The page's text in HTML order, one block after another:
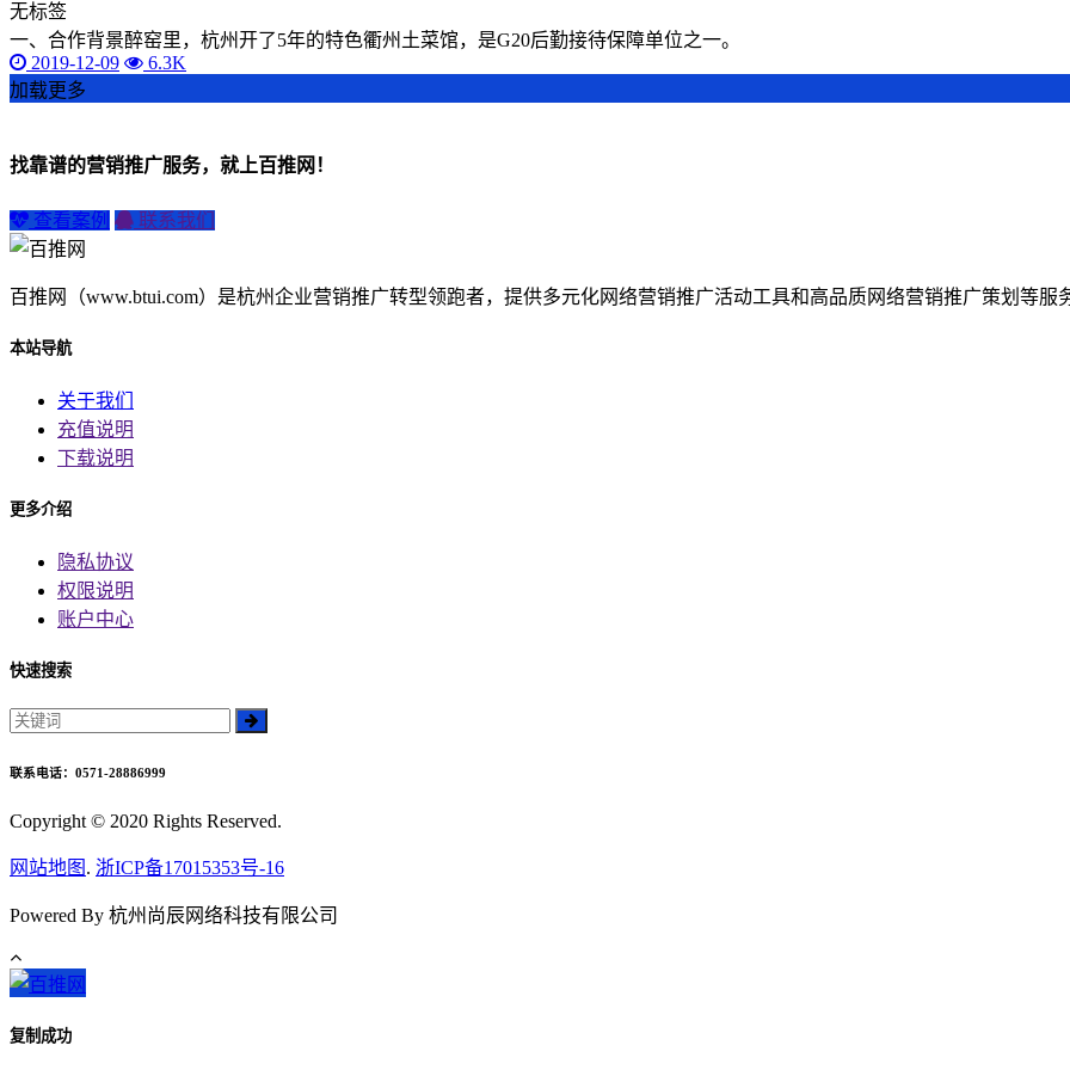
无标签
一、合作背景醉窑里，杭州开了5年的特色衢州土菜馆，是G20后勤接待保障单位之一。
2019-12-09
6.3K
加载更多
找靠谱的营销推广服务，就上百推网！
查看案例 联系我们
百推网（www.btui.com）是杭州企业营销推广转型领跑者，提供多元化网络营销推广活动工具和高品质网络营销推广策划等服
本站导航
关于我们
充值说明
下载说明
更多介绍
隐私协议
权限说明
账户中心
快速搜索
联系电话：0571-28886999
Copyright © 2020 Rights Reserved.
网站地图 . 浙ICP备17015353号-16
Powered By 杭州尚辰网络科技有限公司
复制成功